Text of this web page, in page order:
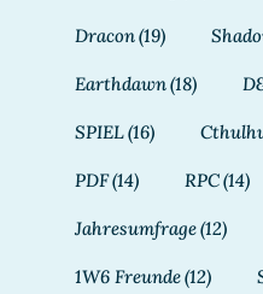
Dracon(19)
Earthdawn(18)
SPIEL(16)
PDF(14) RPC(14)
Jahresumfrage(12)
1W6 Freunde(12)